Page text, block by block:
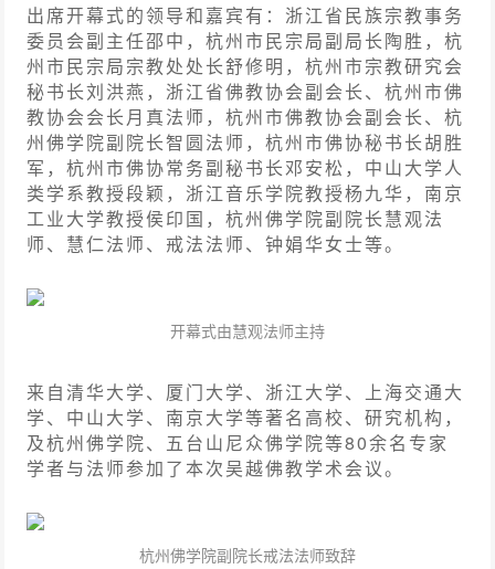
出席开幕式的领导和嘉宾有：浙江省民族宗教事务
委员会副主任邵中，杭州市民宗局副局长陶胜，杭
州市民宗局宗教处处长舒修明，杭州市宗教研究会
秘书长刘洪燕，浙江省佛教协会副会长、杭州市佛
教协会会长月真法师，杭州市佛教协会副会长、杭
州佛学院副院长智圆法师，杭州市佛协秘书长胡胜
军，杭州市佛协常务副秘书长邓安松，中山大学人
类学系教授段颖，浙江音乐学院教授杨九华，南京
工业大学教授侯印国，杭州佛学院副院长慧观法
师、慧仁法师、戒法法师、钟娟华女士等。
开幕式由慧观法师主持
来自清华大学、厦门大学、浙江大学、上海交通大
学、中山大学、南京大学等著名高校、研究机构，
及杭州佛学院、五台山尼众佛学院等80余名专家
学者与法师参加了本次吴越佛教学术会议。
杭州佛学院副院长戒法法师致辞